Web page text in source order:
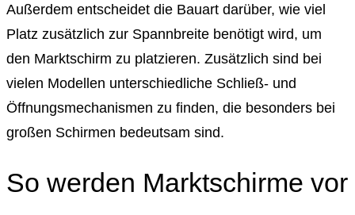
Außerdem entscheidet die Bauart darüber, wie viel
Platz zusätzlich zur Spannbreite benötigt wird, um
den Marktschirm zu platzieren. Zusätzlich sind bei
vielen Modellen unterschiedliche Schließ- und
Öffnungsmechanismen zu finden, die besonders bei
großen Schirmen bedeutsam sind.
So werden Marktschirme vor